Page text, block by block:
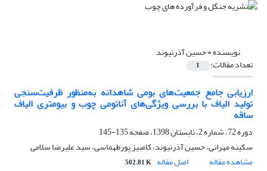
نویسنده =حسین آذرنیوند
تعداد مقالات: 1
ارزیابی جامع جمعیت‌های بومی شاهدانه به‌منظور ظرفیت‌سنجی
تولید الیاف با بررسی ویژگی‌های آناتومی چوب و بیومتری الیاف
ساقه
دوره 72، شماره 2، تابستان 1398، صفحه
135-145
سکینه مهرانی، حسین آذرنیوند، کامبیز پورطهماسی، سید علیرضا سلامی
مشاهده مقاله
اصل مقاله 502.81 K